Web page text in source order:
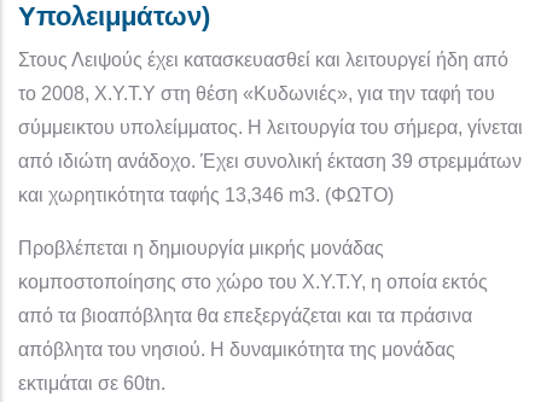
Υπολειμμάτων)
Στους Λειψούς έχει κατασκευασθεί και λειτουργεί ήδη από
το 2008, Χ.Υ.Τ.Υ στη θέση «Κυδωνιές», για την ταφή του
σύμμεικτου υπολείμματος. Η λειτουργία του σήμερα, γίνεται
από ιδιώτη ανάδοχο. Έχει συνολική έκταση 39 στρεμμάτων
και χωρητικότητα ταφής 13,346 m3. (ΦΩΤΟ)
Προβλέπεται η δημιουργία μικρής μονάδας
κομποστοποίησης στο χώρο του Χ.Υ.Τ.Υ, η οποία εκτός
από τα βιοαπόβλητα θα επεξεργάζεται και τα πράσινα
απόβλητα του νησιού. Η δυναμικότητα της μονάδας
εκτιμάται σε 60tn.